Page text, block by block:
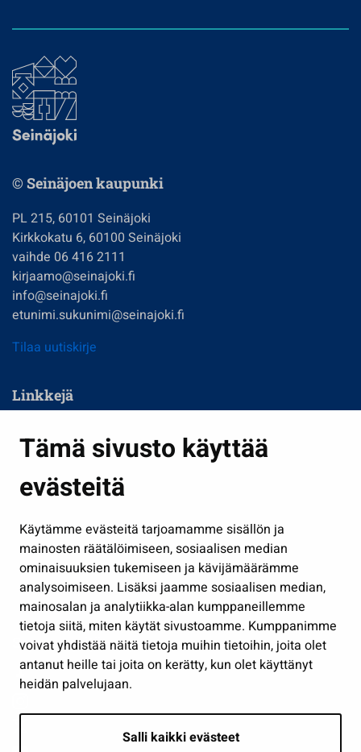
Tämä sivusto käyttää
evästeitä
Käytämme evästeitä tarjoamamme sisällön ja
mainosten räätälöimiseen, sosiaalisen median
ominaisuuksien tukemiseen ja kävijämäärämme
analysoimiseen. Lisäksi jaamme sosiaalisen median,
mainosalan ja analytiikka-alan kumppaneillemme
tietoja siitä, miten käytät sivustoamme. Kumppanimme
voivat yhdistää näitä tietoja muihin tietoihin, joita olet
antanut heille tai joita on kerätty, kun olet käyttänyt
heidän palvelujaan.
Salli kaikki evästeet
© Seinäjoen kaupunki
PL 215, 60101 Seinäjoki
Kirkkokatu 6, 60100 Seinäjoki
vaihde 06 416 2111
kirjaamo@seinajoki.fi
info@seinajoki.fi
etunimi.sukunimi@seinajoki.fi
Tilaa uutiskirje
Linkkejä
Kasvatus ja opetus
Kulttuuri ja liikunta
Työ ja yrittäminen
Osallistu ja asioi
Näytä omat evästeasetukseni
Seuraa meitä